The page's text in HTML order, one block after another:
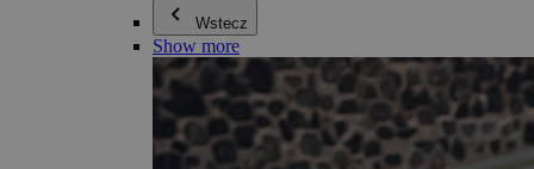
Wstecz
Show more